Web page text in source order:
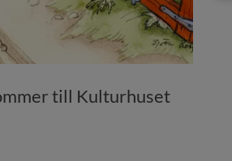
till Kulturhuset